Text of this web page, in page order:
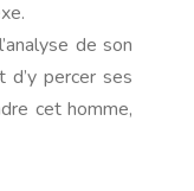
de son
d’y percer ses
cet homme,